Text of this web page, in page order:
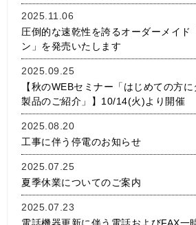
2025.11.06
圧倒的な速乾性を誇るオーダーメイド
ン」を発売いたします
2025.09.25
【秋のWEBセミナー「はじめての方
製品のご紹介」】10/14(火)より開催
2025.08.20
工事に伴う停電のお知らせ
2025.07.25
夏季休業についてのご案内
2025.07.23
電話機器更新に伴う電話およびFAX一